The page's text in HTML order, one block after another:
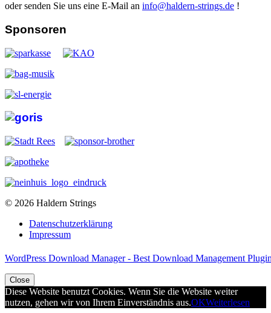
oder senden Sie uns eine E-Mail an info@haldern-strings.de !
Sponsoren
© 2026 Haldern Strings
Datenschutzerklärung
Impressum
WordPress Download Manager - Best Download Management
Close
Diese Website benutzt Cookies. Wenn Sie die Website weiter
nutzen, gehen wir von Ihrem Einverständnis aus.OKWeiterlesen